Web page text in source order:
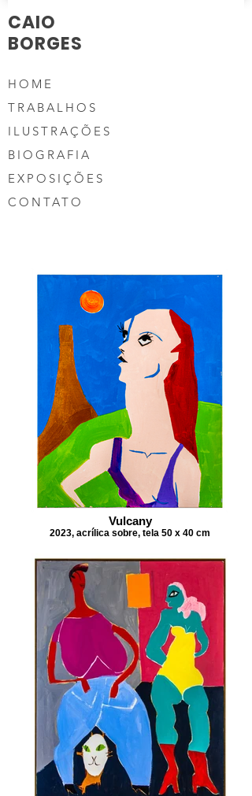
CAIO
BORGES
HOME
TRABALHOS
ILUSTRAÇÕES
BIOGRAFIA
EXPOSIÇÕES
CONTATO
Vulcany
2023, acrílica sobre, tela 50 x 40 cm